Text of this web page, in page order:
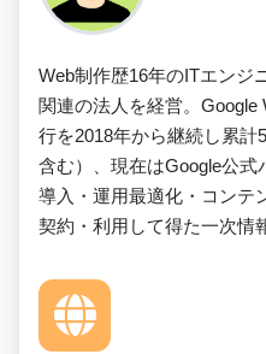
Web制作歴16年のITエンジ
関連の法人を経営。
行を2018年から継続し累計
含む）、現在はGoogle公
導入・運用最適化・コンテ
契約・利用して得た一次情